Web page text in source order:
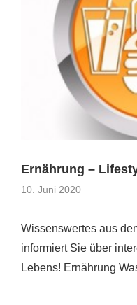
Ernährung –
10. Juni 2020
Wissenswertes aus
informiert Sie über
Lebens! Ernährung